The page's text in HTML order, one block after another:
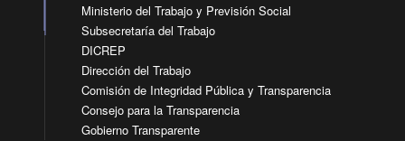
Ministerio del Trabajo y Previsión Social
Subsecretaría del Trabajo
DICREP
Dirección del Trabajo
Comisión de Integridad Pública y Transparencia
Consejo para la Transparencia
Gobierno Transparente